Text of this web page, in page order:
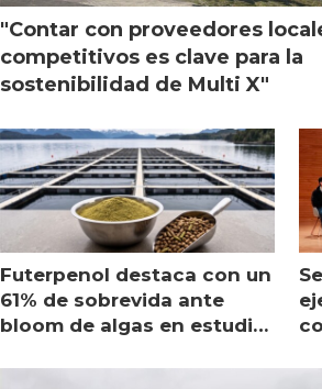
"Contar con proveedores
competitivos es clave para la
sostenibilidad de Multi X"
Futerpenol destaca con un
61% de sobrevida ante
bloom de algas en estudio